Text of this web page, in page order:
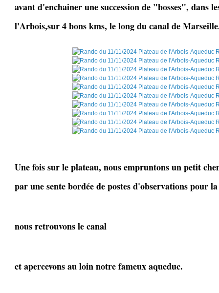
avant d'enchainer une succession de "bosses", dans
l'Arbois,sur 4 bons kms, le long du canal de
Une fois sur le plateau, nous empruntons un petit
par une sente bordée de postes d'observations pour la
nous retrouvons le canal
et apercevons au loin notre fameux aqueduc.